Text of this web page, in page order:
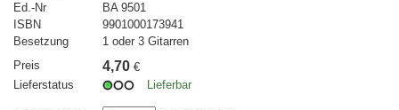
Ed.-Nr
BA 9501
ISBN
9901000173941
Besetzung
1 oder 3 Gitarren
Preis
4,70 €
Lieferstatus
Lieferbar